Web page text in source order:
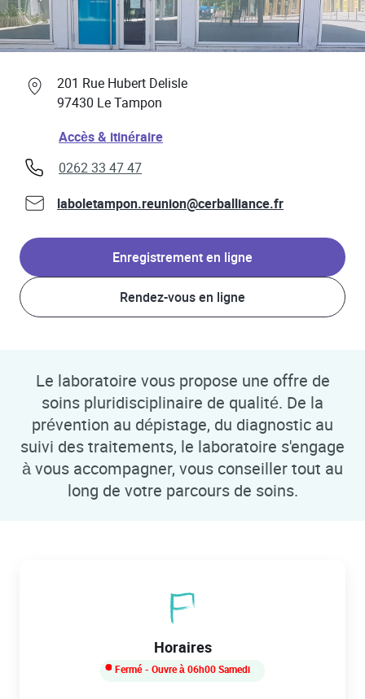
Professionnels de santé
201 Rue Hubert Delisle
97430 Le Tampon
Link Opens in New Tab
Accès & itinéraireLink Opens in New Tab
phone
0262 33 47 47
laboletampon.reunion@cerballiance.fr
Enregistrement en ligne
Rendez-vous en ligne
Le laboratoire vous propose une offre de
soins pluridisciplinaire de qualité. De la
prévention au dépistage, du diagnostic au
suivi des traitements, le laboratoire s'engage
à vous accompagner, vous conseiller tout au
long de votre parcours de soins.
Horaires
Fermé- Ouvre à 06h00Samedi